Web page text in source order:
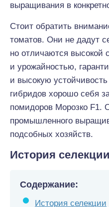
выращивания в
Стоит обратить
томатов. Они не дадут
но отличаются высокой
и урожайностью,
и высокую
гибридов хорошо себя
помидоров Морозко F1.
промышленного
подсобных хозяйств.
История селекции
Содержание:
История селекции